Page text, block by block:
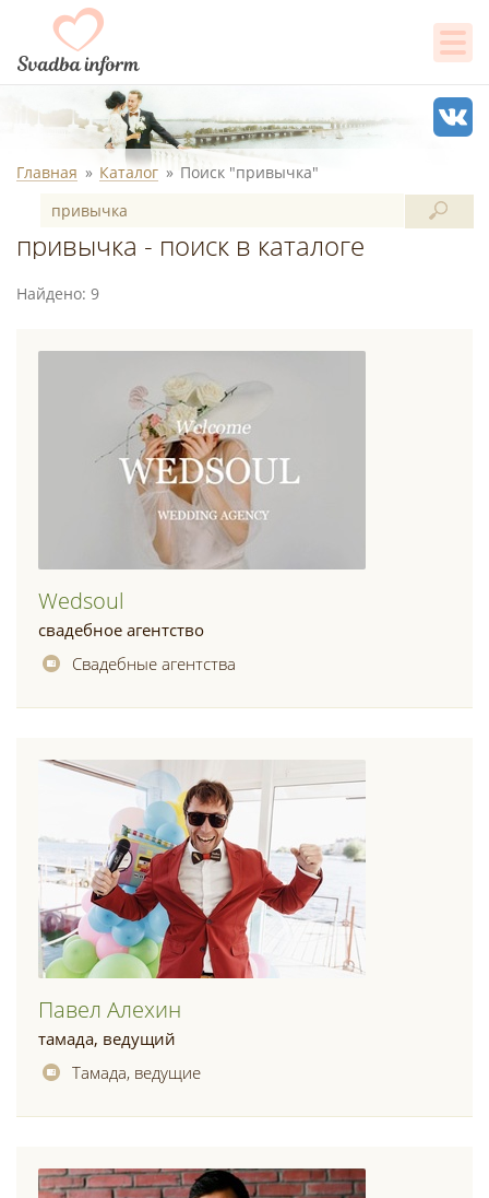
Главная Каталог Поиск "привычка"
привычка - поиск в каталоге
Найдено: 9
Wedsoul
свадебное агентство
Свадебные агентства
Павел Алехин
тамада, ведущий
Тамада, ведущие